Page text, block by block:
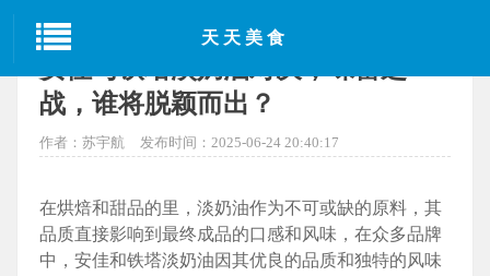
天天美食
当前位置：
战，谁将脱颖而出？
作者：苏宇航 发布时间：2025-06-24 20:40:17
在烘焙和甜品的里，淡奶油作为不可或缺的原料，其
品质直接影响到最终成品的口感和风味，在众多品牌
中，安佳和铁塔淡奶油因其优良的品质和独特的风味